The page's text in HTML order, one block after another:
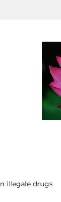
illegale drugs